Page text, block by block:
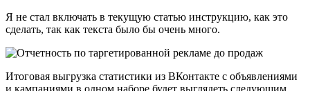
Я не стал включать в текущую статью инструкцию, как это
сделать, так как текста было бы очень много.
Итоговая выгрузка статистики из ВКонтакте с объявлениями
и кампаниями в одном наборе будет выглядеть следующим